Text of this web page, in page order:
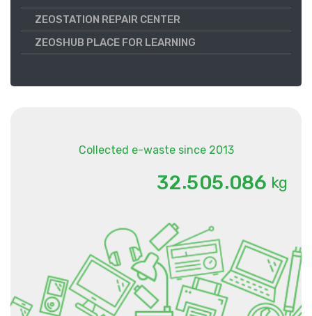
ZEOSTATION REPAIR CENTER
ZEOSHUB PLACE FOR LEARNING
Collected e-waste since 2013
32.505.086 kg